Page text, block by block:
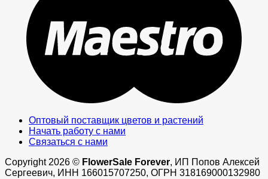
Оптовый поставщик цветов и растений
Начать работу с нами
Связаться с нами
Copyright 2026 © FlowerSale Forever, ИП Попов Алексей
Сергеевич, ИНН 166015707250, ОГРН 318169000132980